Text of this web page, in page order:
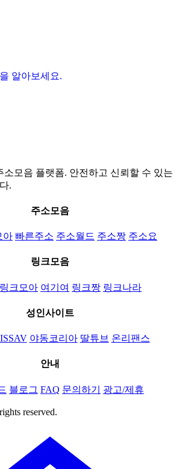
알아보세요.
소모음 플랫폼. 안전하고 신뢰할 수 있는
.
주소모음
아 빠른주소 주소월드 주소짱 주소요
링크모음
링크모아 여기여 링크짱 링크나라
성인사이트
야동코리아 딸튜브 온리팬스
안내
블로그 FAQ 문의하기 광고/제휴
reserved.